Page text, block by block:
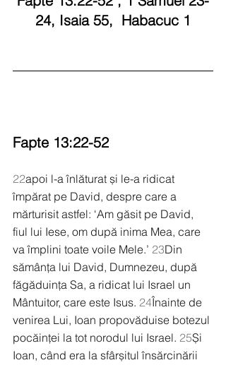
24, Isaia 55,  Habacuc 1
Fapte 13:22-52
22apoi l-a înlăturat și le-a ridicat
împărat pe David, despre care a
mărturisit astfel: ‘Am găsit pe David,
fiul lui Iese, om după inima Mea, care
va împlini toate voile Mele.’ 23Din
sămânța lui David, Dumnezeu, după
făgăduința Sa, a ridicat lui Israel un
Mântuitor, care este Isus. 24Înainte de
venirea Lui, Ioan propovăduise botezul
pocăinței la tot norodul lui Israel. 25Și
Ioan, când era la sfârșitul însărcinării